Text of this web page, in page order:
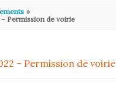
PRINCIPAL
Permission de voirie
– Permission de voirie